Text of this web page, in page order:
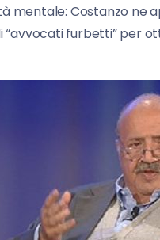
mentale: Costanzo ne
furbetti” per